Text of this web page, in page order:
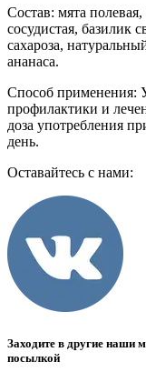
Состав: мята
сосудистая, базилик
сахароза,
ананаса.
Способ применения:
профилактики и
доза употребления
день.
Оставайтесь с нами:
Заходите в другие наши
посылкой